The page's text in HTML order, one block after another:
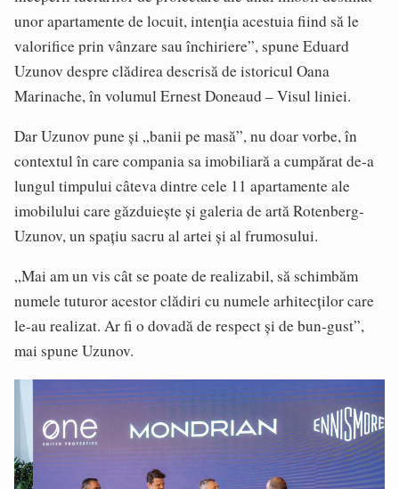
unor apartamente de locuit, intenția acestuia fiind să le
valorifice prin vânzare sau închiriere”, spune Eduard
Uzunov despre clădirea descrisă de istoricul Oana
Marinache, în volumul Ernest Doneaud – Visul liniei.
Dar Uzunov pune și „banii pe masă”, nu doar vorbe, în
contextul în care compania sa imobiliară a cumpărat de-a
lungul timpului câteva dintre cele 11 apartamente ale
imobilului care găzduiește și galeria de artă Rotenberg-
Uzunov, un spațiu sacru al artei și al frumosului.
„Mai am un vis cât se poate de realizabil, să schimbăm
numele tuturor acestor clădiri cu numele arhitecților care
le-au realizat. Ar fi o dovadă de respect și de bun-gust”,
mai spune Uzunov.